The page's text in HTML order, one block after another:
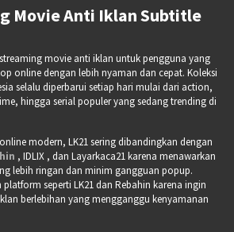
Movie Anti Iklan Subtitle
movie anti iklan untuk pengguna yang
online dengan lebih nyaman dan cepat. Koleksi
selalu diperbarui setiap hari mulai dari action,
hingga serial populer yang sedang trending di
modern, LK21 sering dibandingkan dengan
, IDLIX , dan Layarkaca21 karena menawarkan
lebih ringan dan minim gangguan popup.
seperti LK21 dan Rebahin karena ingin
berlebihan yang mengganggu kenyamanan